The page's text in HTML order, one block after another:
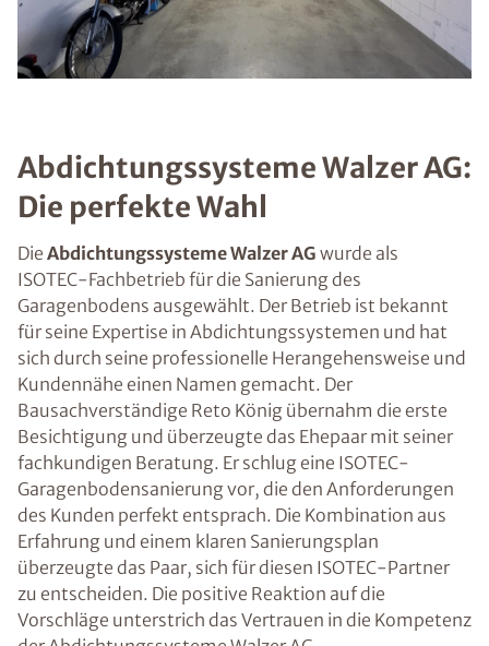
Abdichtungssysteme Walzer AG:
Die perfekte Wahl
Die Abdichtungssysteme Walzer AG wurde als
ISOTEC-Fachbetrieb für die Sanierung des
Garagenbodens ausgewählt. Der Betrieb ist bekannt
für seine Expertise in Abdichtungssystemen und hat
sich durch seine professionelle Herangehensweise und
Kundennähe einen Namen gemacht. Der
Bausachverständige Reto König übernahm die erste
Besichtigung und überzeugte das Ehepaar mit seiner
fachkundigen Beratung. Er schlug eine ISOTEC-
Garagenbodensanierung vor, die den Anforderungen
des Kunden perfekt entsprach. Die Kombination aus
Erfahrung und einem klaren Sanierungsplan
überzeugte das Paar, sich für diesen ISOTEC-Partner
zu entscheiden. Die positive Reaktion auf die
Vorschläge unterstrich das Vertrauen in die Kompetenz